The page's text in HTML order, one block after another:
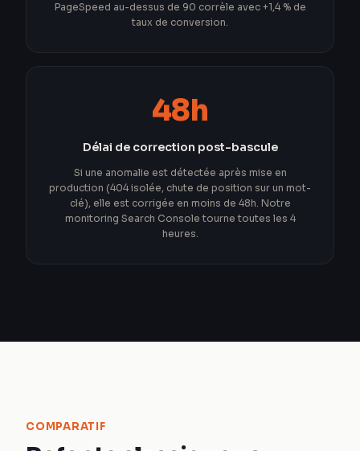
PageSpeed au-dessus de 90 corrèle avec +1,4 % de
taux de conversion.
48h
Délai de correction post-bascule
Si une anomalie est détectée après mise en
production (404 isolée, chute de position sur un mot-
clé), elle est corrigée en moins de 48h. Notre
monitoring Search Console tourne toutes les 4
heures.
COMPARATIF